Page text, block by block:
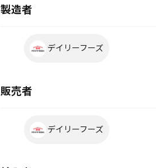
製造者
デイリーフーズ
販売者
デイリーフーズ